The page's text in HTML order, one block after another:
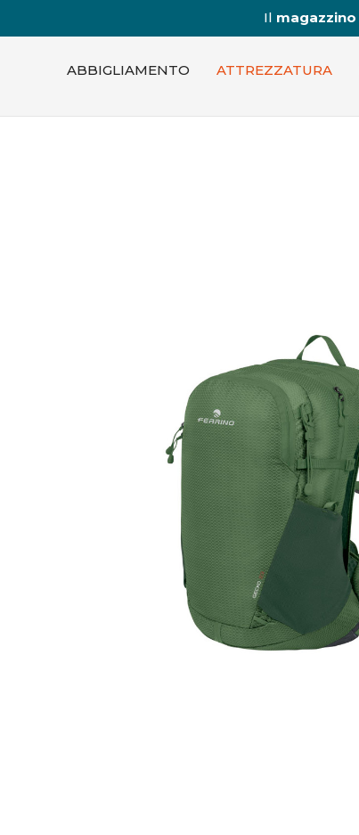
Il magazzino
ABBIGLIAMENTO ATTREZZATURA